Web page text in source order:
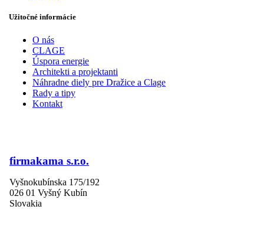
Užitočné informácie
O nás
CLAGE
Úspora energie
Architekti a projektanti
Náhradne diely pre Dražice a Clage
Rady a tipy
Kontakt
firmakama s.r.o.
Vyšnokubínska 175/192
026 01 Vyšný Kubín
Slovakia